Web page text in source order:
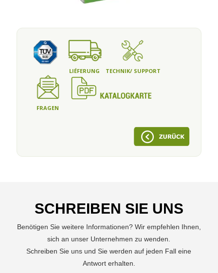
LIÉFERUNG TECHNIK/ SUPPORT
FRAGEN
SCHREIBEN SIE UNS
Benötigen Sie weitere Informationen? Wir empfehlen Ihnen,
sich an unser Unternehmen zu wenden.
Schreiben Sie uns und Sie werden auf jeden Fall eine
Antwort erhalten.